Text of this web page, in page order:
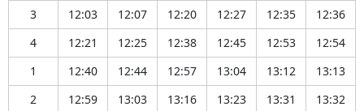
3
12:03 12:07 12:20 12:27 12:35
12:36
4
12:21 12:25 12:38 12:45 12:53
12:54
1
12:40 12:44 12:57 13:04 13:12
13:13
2
12:59 13:03 13:16 13:23 13:31
13:32